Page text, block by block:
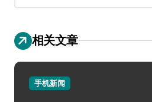
相关文章
手机新闻